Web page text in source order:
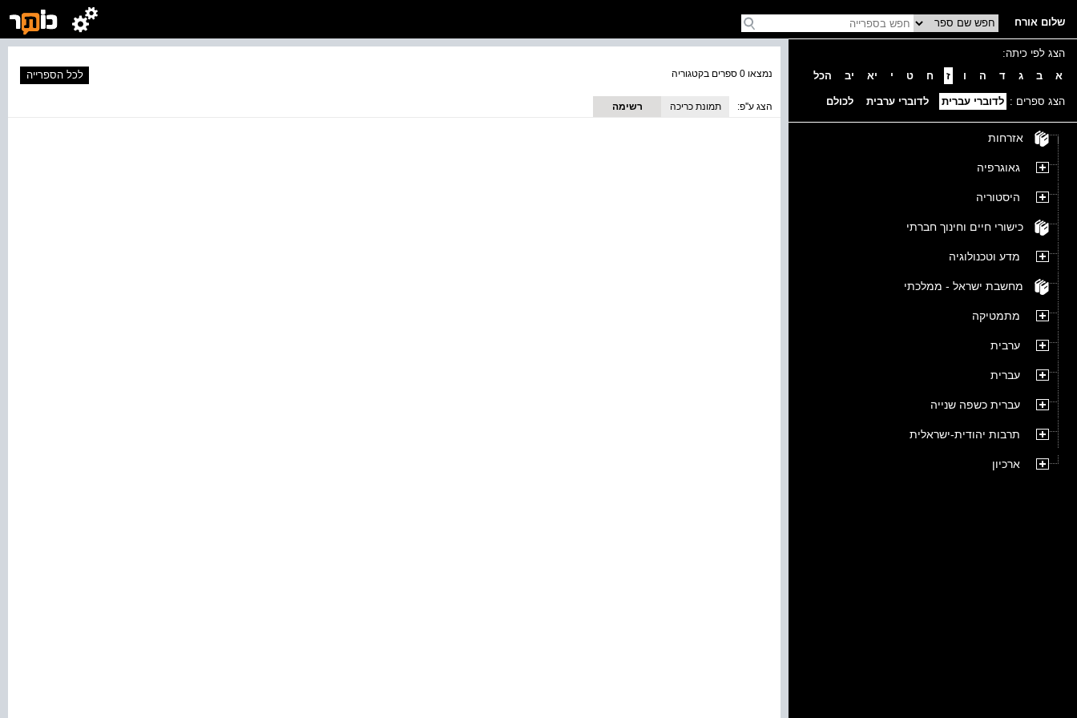
שלום אורח
הצג לפי כיתה:
א
ב ג ד ה ו ז ח ט י יא יב הכל
הצג ספרים : לדוברי עברית לדוברי ערבית לכולם
אזרחות
גאוגרפיה
היסטוריה
כישורי חיים וחינוך חברתי
מדע וטכנולוגיה
מחשבת ישראל - ממלכתי
מתמטיקה
ערבית
עברית
עברית כשפה שנייה
תרבות יהודית-ישראלית
ארכיון
נמצאו 0 ספרים בקטגוריה לכל הספרייה
הצג ע''פ: תמונת כריכה רשימה